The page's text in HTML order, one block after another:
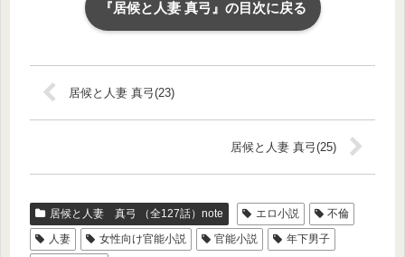
『居候と人妻 真弓』の目次に戻る
居候と人妻 真弓(23)
居候と人妻 真弓(25)
居候と人妻 真弓 （全127話）note エロ小説
不倫
人妻
女性向け官能小説 官能小説
年下男子